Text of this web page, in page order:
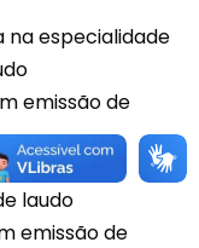
na especialidade
emissão de
laudo
laudo
emissão de